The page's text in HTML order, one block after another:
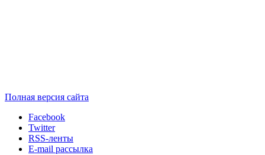
Полная версия сайта
Facebook
Twitter
RSS-ленты
E-mail рассылка